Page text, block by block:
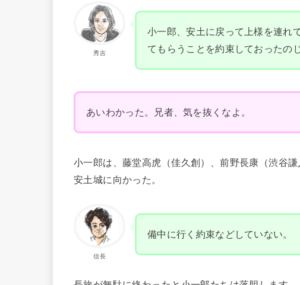
秀吉
小一郎、安土に戻って上様を連れ
てもらうことを約束しておったのじ
あいわかった。兄者、気を抜くなよ。
小一郎は、藤堂高虎（佳久創）、前野長康（渋谷
安土城に向かった。
信長
備中に行く約束などしていない。